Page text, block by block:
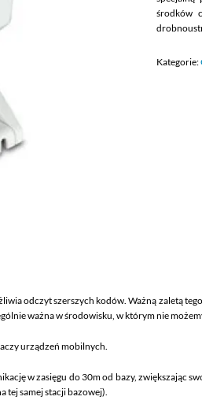
środków
Kategorie:
odczyt szerszych kodów. Ważną zaletą
ważna w środowisku, w którym nie
urządzeń mobilnych.
w zasięgu do 30m od bazy, zwiększając
samej stacji bazowej).